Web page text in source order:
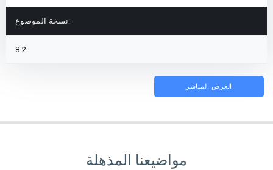
نسخة الموضوع:
8.2
العرض المباشر
مواضيعنا المذهلة